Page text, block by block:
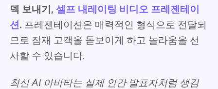
덱 보내기, 셀프 내레이팅 비디오 프레젠테이
션. 프레젠테이션은 매력적인 형식으로 전달되
므로 잠재 고객을 돋보이게 하고 놀라움을 선
사할 수 있습니다.
최신 AI 아바타는 실제 인간 발표자처럼 생김